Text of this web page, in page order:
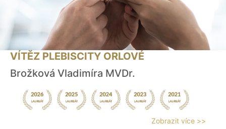
VÍTĚZ PLEBISCITY ORLOVÉ
Brožková Vladimíra MVDr.
Zobrazit více >>